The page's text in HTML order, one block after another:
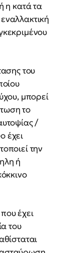
η κατά τα
του
μπορεί
το
/
έχει
την
ή
έχει
του